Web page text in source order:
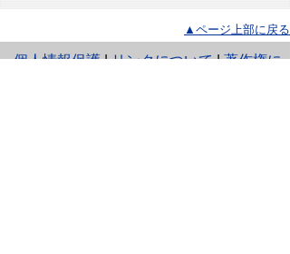
▲ページ上部に戻る
個人情報保護|と
リンクについて|著作権に